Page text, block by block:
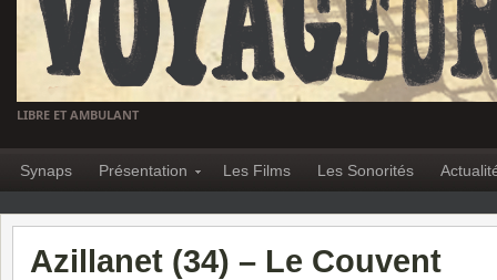
LIBRE ET AMBULANT
Synaps Présentation Les Films Les Sonorités
Azillanet (34) – Le Couvent